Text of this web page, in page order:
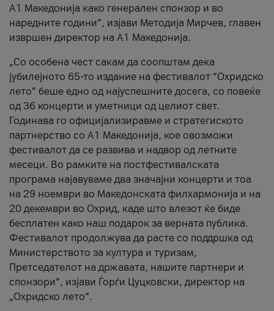
A1 Македонија како генерален спонзор и во
наредните години“, изјави Методија Мирчев, главен
извршен директор на A1 Македонија.
„Со особена чест сакам да соопштам дека
јубилејното 65-то издание на фестивалот “Охридско
лето” беше едно од најуспешните досега, со повеќе
од 36 концерти и уметници од целиот свет.
Годинава го официјализиравме и стратегиското
партнерство со А1 Македонија, кое овозможи
фестивалот да се развива и надвор од летните
месеци. Во рамките на постфестивалската
програма најавуваме два значајни концерти и тоа
на 29 ноември во Македонската филхармонија и на
20 декември во Охрид, каде што влезот ќе биде
бесплатен како наш подарок за верната публика.
Фестивалот продолжува да расте со поддршка од
Министерството за култура и туризам,
Претседателот на државата, нашите партнери и
спонзори“, изјави Ѓорѓи Цуцковски, директор на
„Охридско лето“.